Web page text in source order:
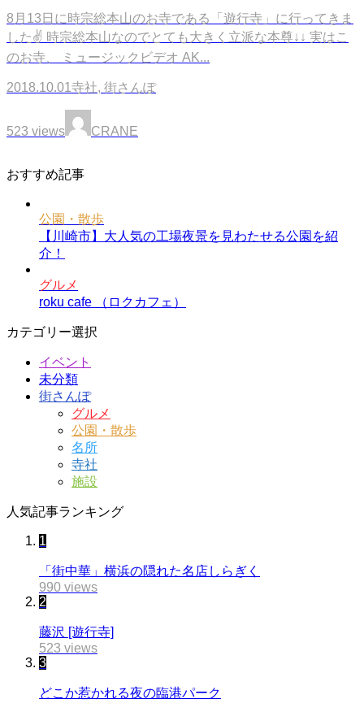
8月13日に時宗総本山のお寺である「遊行寺」に行ってきま
した✌️ 時宗総本山なのでとても大きく立派な本尊↓↓ 実はこ
のお寺、 ミュージックビデオ AK...
2018.10.01 寺社, 街さんぽ
523 views CRANE
おすすめ記事
公園・散歩
【川崎市】大人気の工場夜景を見わたせる公園を紹
介！
グルメ
roku cafe （ロクカフェ）
カテゴリー選択
イベント
未分類
街さんぽ
グルメ
公園・散歩
名所
寺社
施設
人気記事ランキング
1
「街中華」横浜の隠れた名店しらぎく
990 views
2
藤沢 [遊行寺]
523 views
3
どこか惹かれる夜の臨港パーク